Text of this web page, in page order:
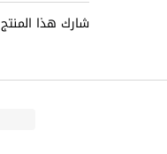
شارك هذا المنتج